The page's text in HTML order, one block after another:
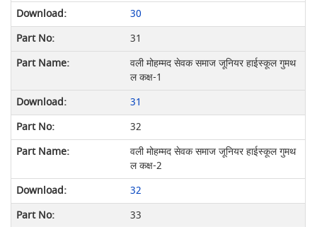
30
31
वली मोहम्मद सेवक समाज जूनियर हाईस्कूल गुमथ
ल कक्ष-1
31
32
वली मोहम्मद सेवक समाज जूनियर हाईस्कूल गुमथ
ल कक्ष-2
32
33